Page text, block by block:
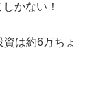
かない！
は約6万ちょ